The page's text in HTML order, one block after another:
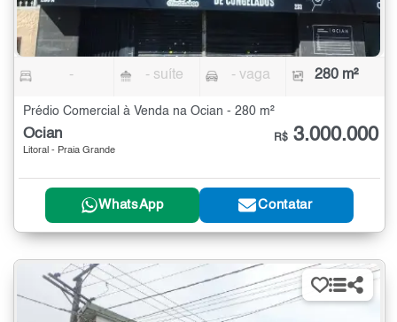
- - suíte - vaga 280 m²
Prédio Comercial à Venda na Ocian - 280 m²
Ocian
Litoral - Praia Grande
R$ 3.000.000
WhatsApp Contatar